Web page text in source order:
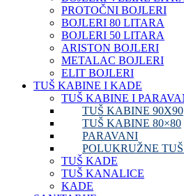
PROTOČNI BOJLERI
BOJLERI 80 LITARA
BOJLERI 50 LITARA
ARISTON BOJLERI
METALAC BOJLERI
ELIT BOJLERI
TUŠ KABINE I KADE
TUŠ KABINE I
TUŠ KABINE 90X90
TUŠ KABINE 80×80
PARAVANI
POLUKRUŽNE
TUŠ KADE
TUŠ KANALICE
KADE